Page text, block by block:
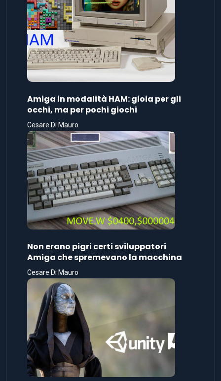
Amiga in modalità HAM: gioia per gli
occhi, ma per pochi giochi
Cesare Di Mauro
Non erano pigri certi sviluppatori
Amiga che spremevano la macchina
Cesare Di Mauro